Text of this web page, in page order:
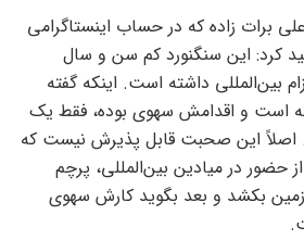
برات زاده که در حساب اینستاگرامی
کرد: این سنگنورد کم سن و سال
او بیش از ۵۰ اعزام بین‌المللی داشته است. اینکه گفته
است و اقدامش سهوی بوده، فقط یک
این صحبت قابل پذیرش نیست که
حضور در میادین بین‌المللی، پرچم
بکشد و بعد بگوید کارش سهوی